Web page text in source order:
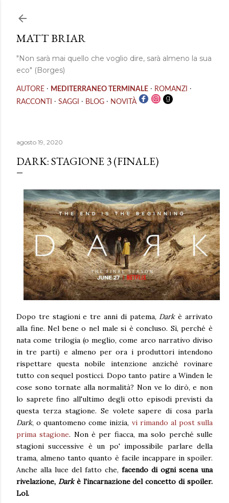
MATT BRIAR
"Non sarà mai quello che voglio dire, sarà almeno la sua
eco" (Borges)
AUTORE · MEDITERRANEO TERMINALE · ROMANZI ·
RACCONTI · SAGGI · BLOG · NOVITÀ
agosto 19, 2020
DARK: STAGIONE 3 (FINALE)
Dopo tre stagioni e tre anni di patema, Darkè arrivato
alla fine. Nel bene o nel male si è concluso. Sì, perché è
nata come trilogia (o meglio, come arco narrativo diviso
in tre parti) e almeno per ora i produttori intendono
rispettare questa nobile intenzione anziché rovinare
tutto con sequel posticci. Dopo tanto patire a Winden le
cose sono tornate alla normalità? Non ve lo dirò, e non
lo saprete fino all'ultimo degli otto episodi previsti da
questa terza stagione. Se volete sapere di cosa parla
Dark, o quantomeno come inizia, vi rimando al post sulla
prima stagione. Non è per fiacca, ma solo perché sulle
stagioni successive è un po' impossibile parlare della
trama, almeno tanto quanto è facile incappare in spoiler.
Anche alla luce del fatto che, facendo di ogni scena una
rivelazione, Darkè l'incarnazione del concetto di spoiler.
Lol.